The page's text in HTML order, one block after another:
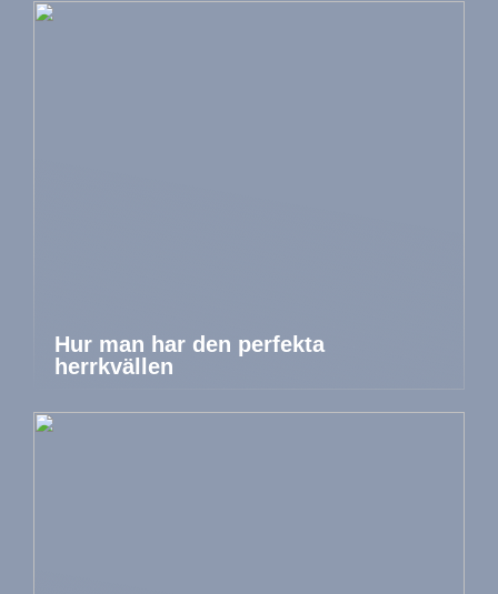
Hur man har den perfekta
herrkvällen